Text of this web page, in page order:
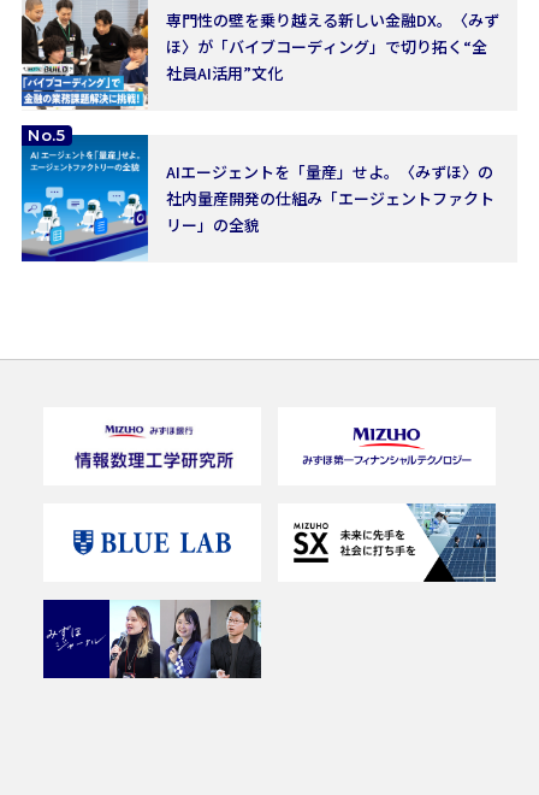
専門性の壁を乗り越える新しい金融DX。〈みず
ほ〉が「バイブコーディング」で切り拓く“全
社員AI活用”文化
No.5
AIエージェントを「量産」せよ。〈みずほ〉の
社内量産開発の仕組み「エージェントファクト
リー」の全貌